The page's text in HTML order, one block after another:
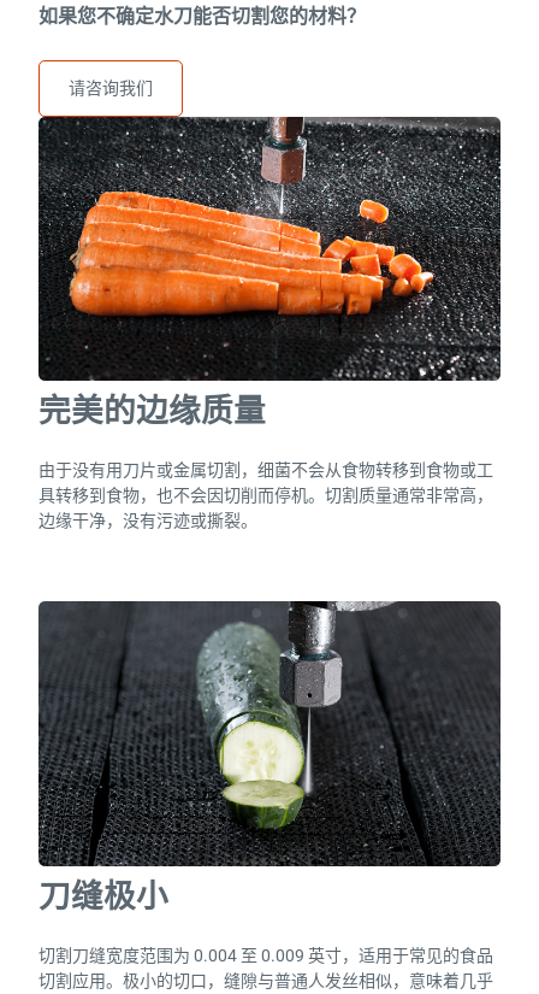
如果您不确定水刀能否切割您的材料？
请咨询我们
完美的边缘质量
由于没有用刀片或金属切割，细菌不会从食物转移到食物或工
具转移到食物，也不会因切削而停机。切割质量通常非常高，
边缘干净，没有污迹或撕裂。
刀缝极小
切割刀缝宽度范围为 0.004 至 0.009 英寸，适用于常见的食品
切割应用。极小的切口，缝隙与普通人发丝相似，意味着几乎